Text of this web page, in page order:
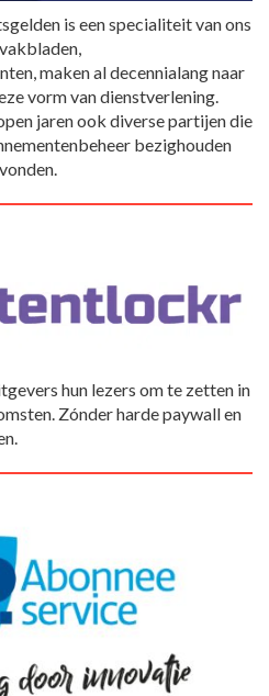
is een specialiteit van ons
maken al decennialang naar
vorm van dienstverlening.
jaren ook diverse partijen die
bezighouden
hun lezers om te zetten in
Zónder harde paywall en